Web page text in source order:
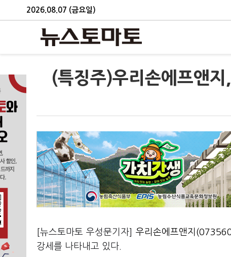
2026.08.07 (금요일)
(특징주)우리손에프앤
[뉴스토마토 우성문기자] 우리손에프앤지
강세를 나타내고 있다.